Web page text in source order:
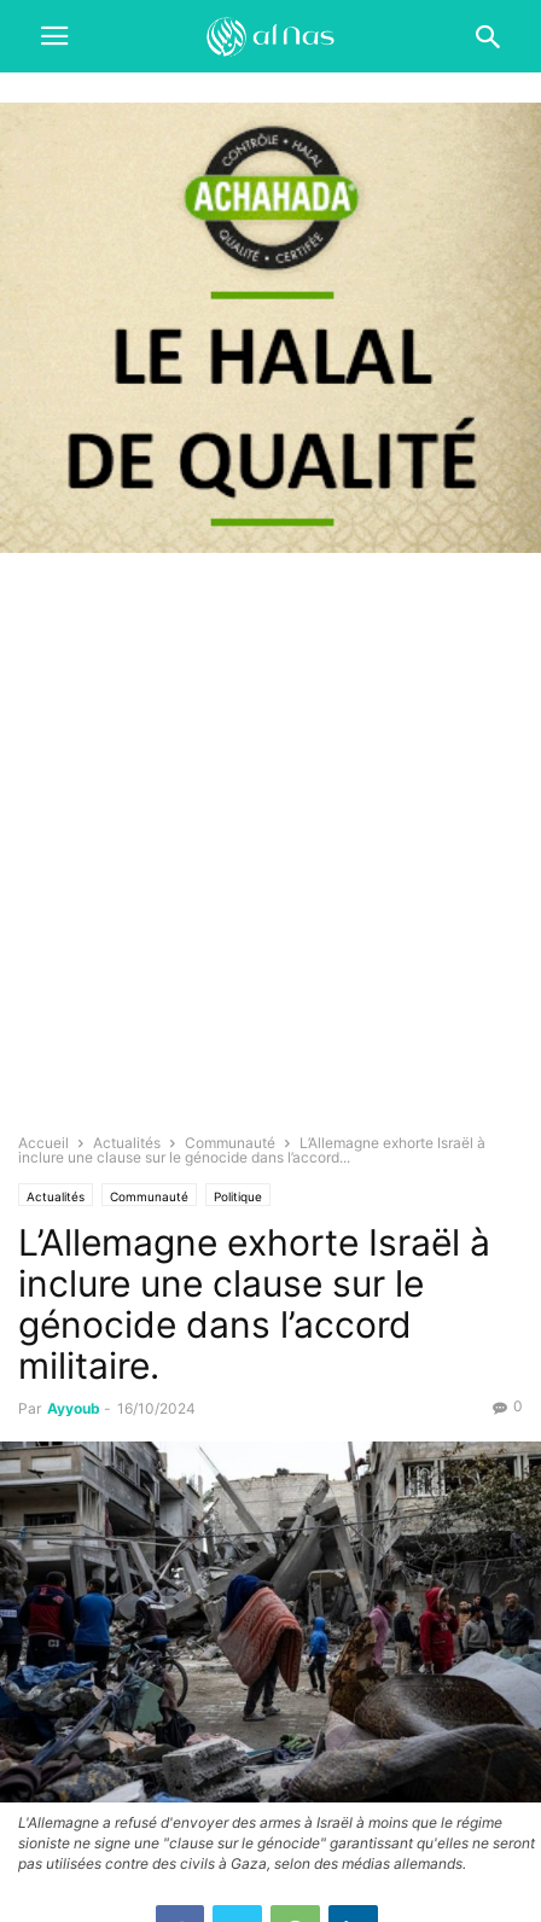
Accueil Actualités Communauté
L’Allemagne exhorte Israël à
inclure une clause sur le génocide dans l’accord...
Actualités Communauté Politique
L’Allemagne exhorte Israël à
inclure une clause sur le
génocide dans l’accord
militaire.
Par Ayyoub - 16/10/2024 0
L'Allemagne a refusé d'envoyer des armes à Israël à moins que le régime
sioniste ne signe une "clause sur le génocide" garantissant qu'elles ne seront
pas utilisées contre des civils à Gaza, selon des médias allemands.